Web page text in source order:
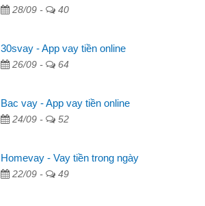
28/09 - 40
30svay - App vay tiền online
26/09 - 64
Bac vay - App vay tiền online
24/09 - 52
Homevay - Vay tiền trong ngày
22/09 - 49